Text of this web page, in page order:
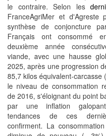
le contraire. Selon les
FranceAgriMer et d'Agreste
synthèse de conjoncture
Français ont consommé
deuxième année
viande, avec une hausse
2025, après une progression
85,7 kilos équivalent-carcasse
le niveau de consommation
de 2016, s'éloignant du point
par une inflation
tendances de ces
confirment. La